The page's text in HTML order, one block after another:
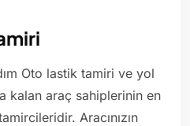
Oto lastik tamiri ve yol
kalan araç sahiplerinin en
Aracınızın